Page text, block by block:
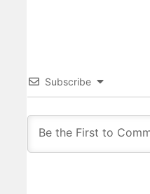
Subscribe